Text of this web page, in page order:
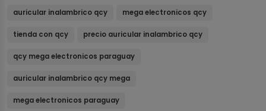
auricular inalambrico qcy mega electronicos qcy
tienda con qcy precio auricular inalambrico qcy
qcy mega electronicos paraguay
auricular inalambrico qcy mega
mega electronicos paraguay